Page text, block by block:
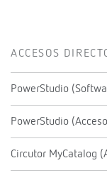
ACCESOS
PowerStudio
PowerStudio
Circutor MyCatalog